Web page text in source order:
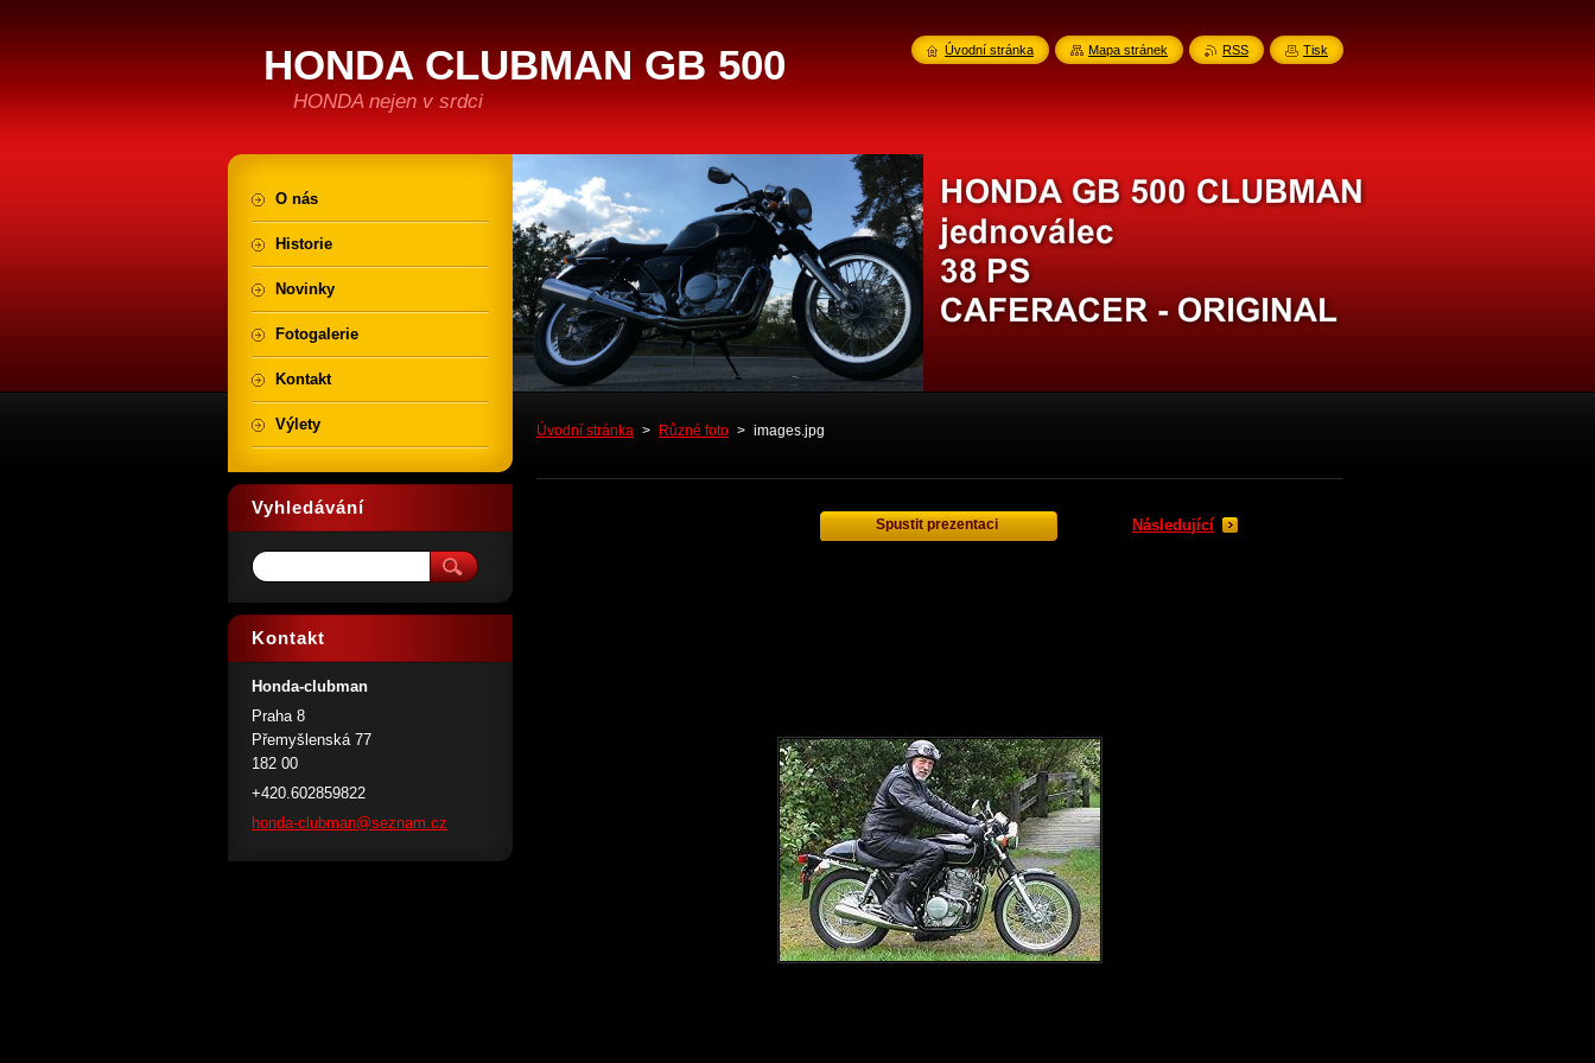
HONDA CLUBMAN GB 500
HONDA nejen v srdci
Úvodní stránka > Různé foto > images.jpg
Spustit prezentaci Následující
O nás
Historie
Novinky
Fotogalerie
Kontakt
Výlety
Vyhledávání
Kontakt
Honda-clubman
Praha 8
Přemyšlenská 77
182 00
+420.602859822
honda-cl ubman@seznam.cz
Úvodní stránka Mapa stránek RSS Tisk